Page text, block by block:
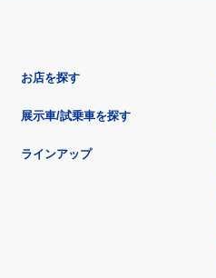
お店を探す
展示車/試乗車を探す
ラインアップ